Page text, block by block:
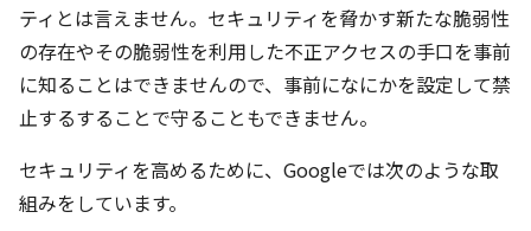
ティとは言えません。セキュリティを脅かす新たな脆弱性
の存在やその脆弱性を利用した不正アクセスの手口を事前
に知ることはできませんので、事前になにかを設定して禁
止するすることで守ることもできません。
セキュリティを高めるために、Googleでは次のような取
組みをしています。